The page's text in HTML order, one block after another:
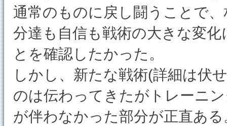
通常のものに戻し闘うことで
分達も自信も戦術の大きな変
とを確認したかった。
しかし、新たな戦術(詳細は伏
のは伝わってきたがトレーニ
が伴わなかった部分が正直あ